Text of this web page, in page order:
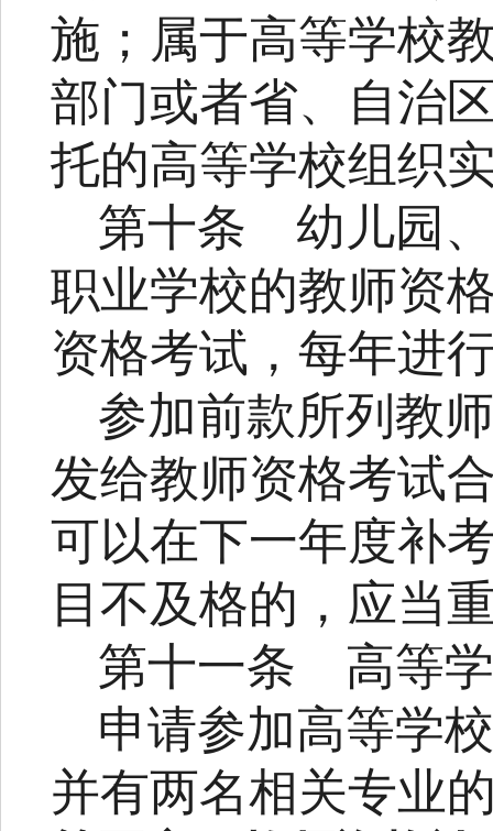
施；属于高等学校
部门或者省、自治
托的高等学校组织
第十条 幼儿园
职业学校的教师资
资格考试，每年进
参加前款所列教
发给教师资格考试
可以在下一年度补
目不及格的，应当
第十一条 高等
申请参加高等学
并有两名相关专业